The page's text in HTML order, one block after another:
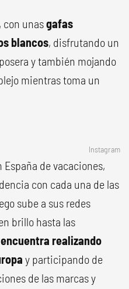
con unasgafas
blancos, disfrutando un
y también mojando
mientras toma un
Instagram
de vacaciones,
con cada una de las
sube a sus redes
brillo hasta las
realizando
y participando de
de las marcas y